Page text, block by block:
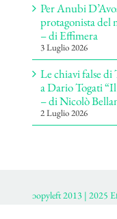
Per Anubi
protagonista del
– di Effimera
3 Luglio 2026
Le chiavi false
a Dario Togati
– di Nicolò
2 Luglio 2026
ɔopyleft 2013 | 2025